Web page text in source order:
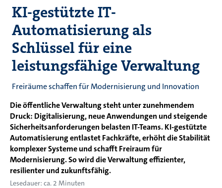
KI-gestützte IT-
Automatisierung als
Schlüssel für eine
leistungsfähige Verwaltung
Freiräume schaffen für Modernisierung und Innovation
Die öffentliche Verwaltung steht unter zunehmendem
Druck: Digitalisierung, neue Anwendungen und steigende
Sicherheitsanforderungen belasten IT-Teams. KI-gestützte
Automatisierung entlastet Fachkräfte, erhöht die Stabilität
komplexer Systeme und schafft Freiraum für
Modernisierung. So wird die Verwaltung effizienter,
resilienter und zukunftsfähig.
Lesedauer: ca. 2 Minuten